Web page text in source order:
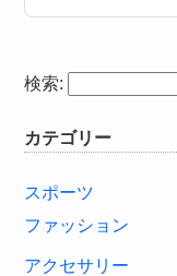
検索:
カテゴリー
スポーツ
ファッション
アクセサリー